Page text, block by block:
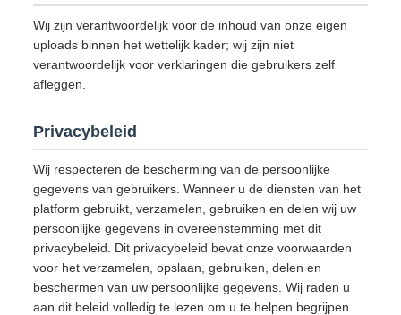
Wij zijn verantwoordelijk voor de inhoud van onze eigen
uploads binnen het wettelijk kader; wij zijn niet
verantwoordelijk voor verklaringen die gebruikers zelf
afleggen.
Privacybeleid
Wij respecteren de bescherming van de persoonlijke
gegevens van gebruikers. Wanneer u de diensten van het
platform gebruikt, verzamelen, gebruiken en delen wij uw
persoonlijke gegevens in overeenstemming met dit
privacybeleid. Dit privacybeleid bevat onze voorwaarden
voor het verzamelen, opslaan, gebruiken, delen en
beschermen van uw persoonlijke gegevens. Wij raden u
aan dit beleid volledig te lezen om u te helpen begrijpen